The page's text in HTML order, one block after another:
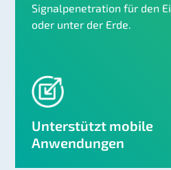
Signalpenetration für den
oder unter der Erde.
Unterstützt mobile
Anwendungen